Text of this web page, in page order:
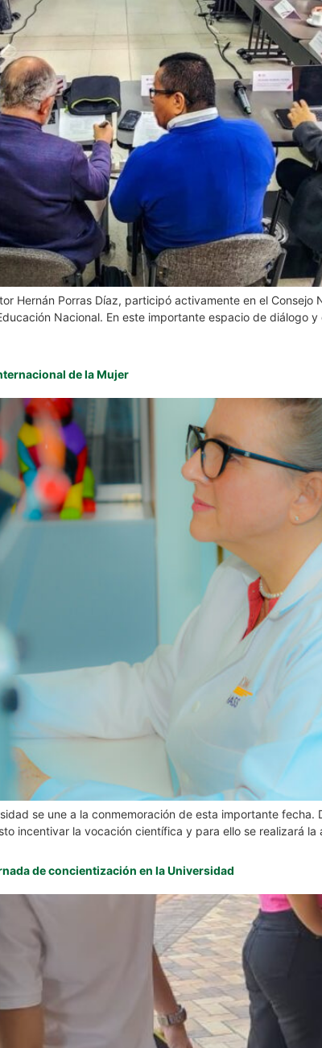
Hernán Porras Díaz, participó activamente en el Consejo
Nacional. En este importante espacio de diálogo
de la Mujer
se une a la conmemoración de esta importante
incentivar la vocación científica y para ello se realizará
de concientización en la Universidad